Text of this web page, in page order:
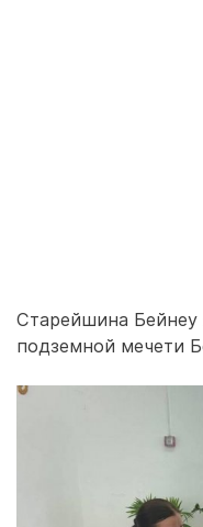
Старейшина Бейнеу
подземной мечети